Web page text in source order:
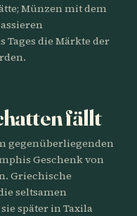
Münzen mit dem
Tages die Märkte der
fällt
gegenüberliegenden
Geschenk von
Griechische
seltsamen
später in Taxila